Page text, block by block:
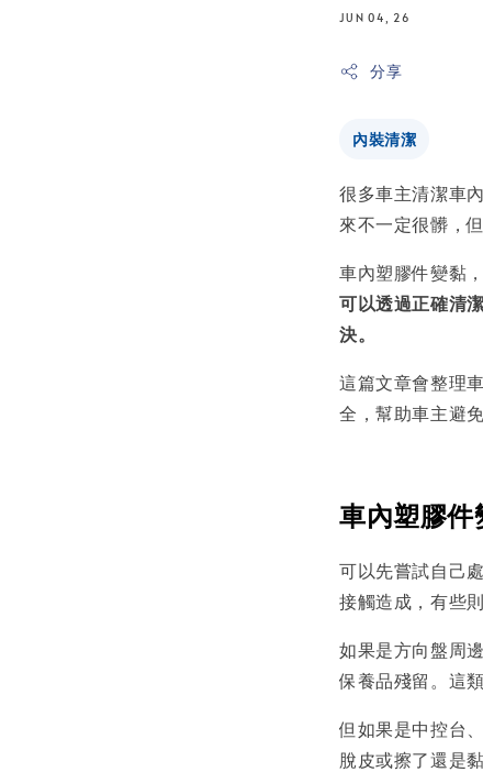
JUN 04, 26
分享
內裝清潔
很多車主清潔車
來不一定很髒，
車內塑膠件變黏
可以透過正確清
決。
這篇文章會整理
全，幫助車主避
車內塑膠件
可以先嘗試自己
接觸造成，有些
如果是方向盤周
保養品殘留。這
但如果是中控台
脫皮或擦了還是